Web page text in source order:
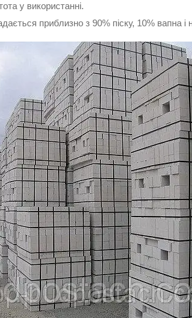
у використанні.
приблизно з 90% піску, 10% вапна і